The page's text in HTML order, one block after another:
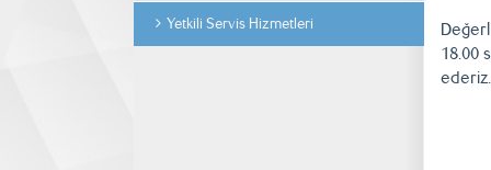
Yetkili Servis Hizmetleri
18.00
ederiz.